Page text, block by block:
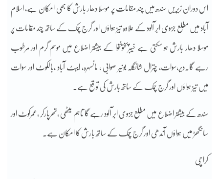
اس دوران زیریں سندھ میں چند مقامات پر موسلا دھار بارش کا بھی امکان ہے، اسلام
آباد میں مطلع جزوی ابر آلود کے علاوہ تیز ہواؤں اور گرج چمک کے ساتھ چند مقامات پر
موسلا دھار بارش ہو سکتی ہے خیبرپختونخوا کے بیشتر اضلاع میں موسم گرم اور مرطوب
رہے گا۔دیر،سوات، چترال شانگلہ بونیر صوابی ، مانسہرہ، ایبٹ آباد ،بالکوٹ اور سوات
میں تیز ہواؤں اور گرج چمک کے ساتھ بارش کی توقع ہے۔
سندھ کے بیشتر اضلاع میں مطلع جزوی ابر آلود رہے گا تاہم میٹھی ،تھرپارکر ،عمرکوٹ اور
سانگھڑ میں ہواؤں آندھی اور گرج چمک کے ساتھ بارش کا امکان ہے۔
کراچی